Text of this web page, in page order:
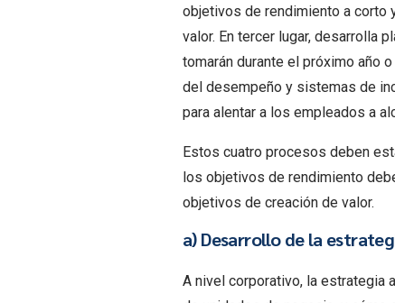
objetivos de rendimiento a
valor. En tercer lugar, desarrolla
tomarán durante el próximo año
del desempeño y sistemas de
para alentar a los empleados a
Estos cuatro procesos deben
los objetivos de rendimiento
objetivos de creación de valor.
a) Desarrollo de la
A nivel corporativo, la estrategia